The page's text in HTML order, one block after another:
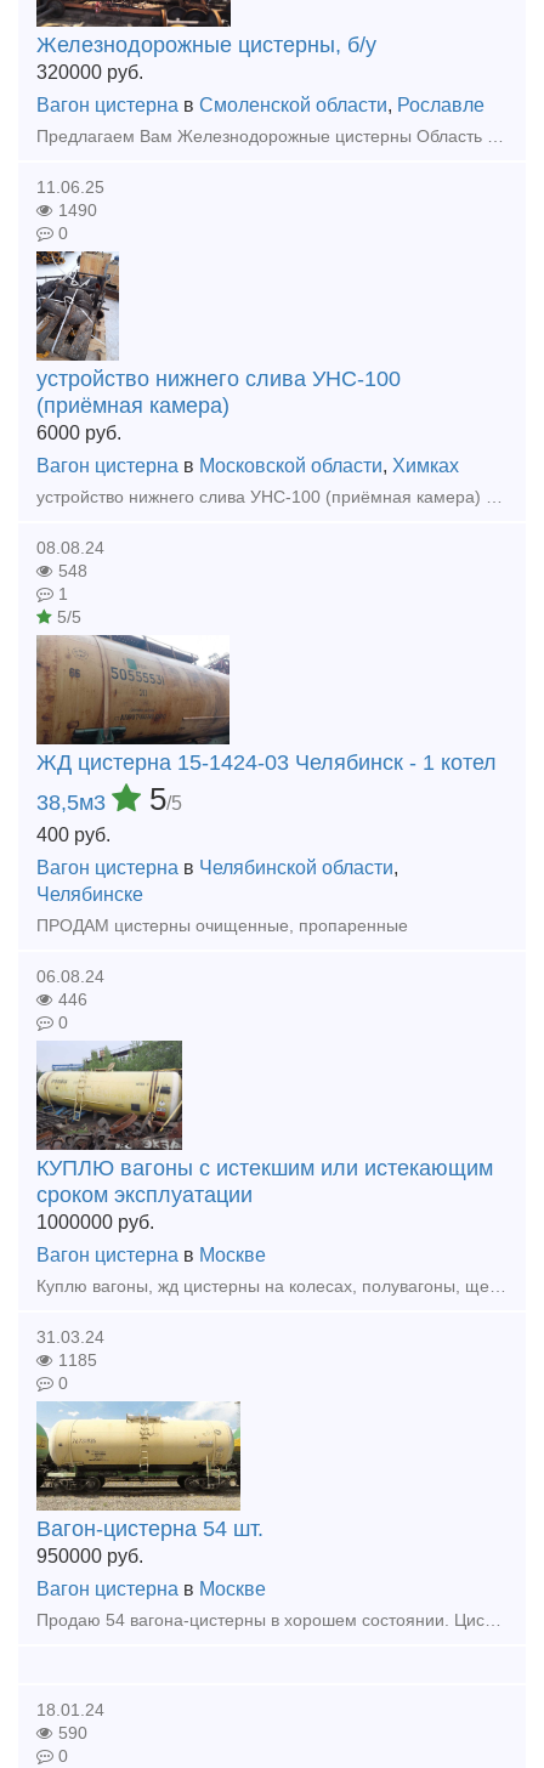
Железнодорожные цистерны, б/у
320000 руб.
Вагон цистерна в Смоленской области, Рославле
Предлагаем Вам Железнодорожные цистерны Область применения в различных сферах: - хранение жидких удобрений - хранение различных нефтепродуктов - хранение воды - использование как пожарные рез
11.06.25
1490
0
устройство нижнего слива УНС-100
(приёмная камера)
6000 руб.
Вагон цистерна в Московской области, Химках
устройство нижнего слива УНС-100 (приёмная камера) для слива цистерн. Цена 6 тыс/шт
08.08.24
548
1
5/5
ЖД цистерна 15-1424-03 Челябинск - 1 котел
38,5м3
5/5
400 руб.
Вагон цистерна в Челябинской области,
Челябинске
ПРОДАМ цистерны очищенные, пропаренные
06.08.24
446
0
КУПЛЮ вагоны с истекшим или истекающим
сроком эксплуатации
1000000 руб.
Вагон цистерна в Москве
Куплю вагоны, жд цистерны на колесах, полувагоны, щеповозы, думпкары, платформы с истекшим сроком эксплуатации по хорошей цене. По всей территории России. Анна тел. 8 933 329 45 40 Красноярск Сер
31.03.24
1185
0
Вагон-цистерна 54 шт.
950000 руб.
Вагон цистерна в Москве
Продаю 54 вагона-цистерны в хорошем состоянии. Цистерны б/у, из-под светлых нефтепродуктов, год выпуска 2019 года. Вся информация по телефону. +79301599257 телеграм, воцап.
18.01.24
590
0